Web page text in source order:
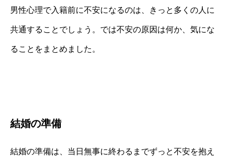
男性心理で入籍前に不安になるのは、きっと多くの人に
共通することでしょう。では不安の原因は何か、気にな
ることをまとめました。
結婚の準備
結婚の準備は、当日無事に終わるまでずっと不安を抱え